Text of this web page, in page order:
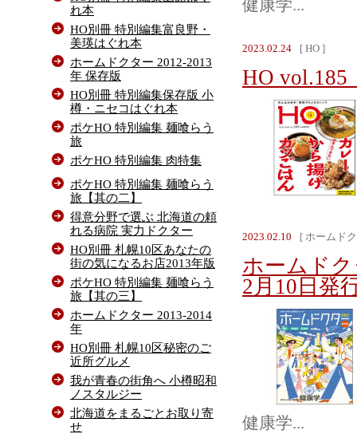
健康学...
2023.02.24 [ HO ]
HO vol.185
2023.02.10 [ ホームド
ホームド
2月10日発
健康学...
れ本
HO別冊 特別編集富良野・
美瑛はぐれ本
ホームドクター 2012-2013
年 保存版
HO別冊 特別編集保存版 小
樽・ニセコはぐれ本
ポケHO 特別編集 麺喰らう
旅
ポケHO 特別編集 肉特集
ポケHO 特別編集 麺喰らう
旅【其の二】
得意分野で選ぶ 北海道の頼
れる病院 実力ドクター
HO別冊 札幌10区あなたの
街の気になるお店2013年版
ポケHO 特別編集 麺喰らう
旅【其の三】
ホームドクター 2013-2014
年
HO別冊 札幌10区秘密のご
近所グルメ
我が青春の街角へ 小樽昭和
ノスタルジー
北海道をまるごとお取り寄
せ